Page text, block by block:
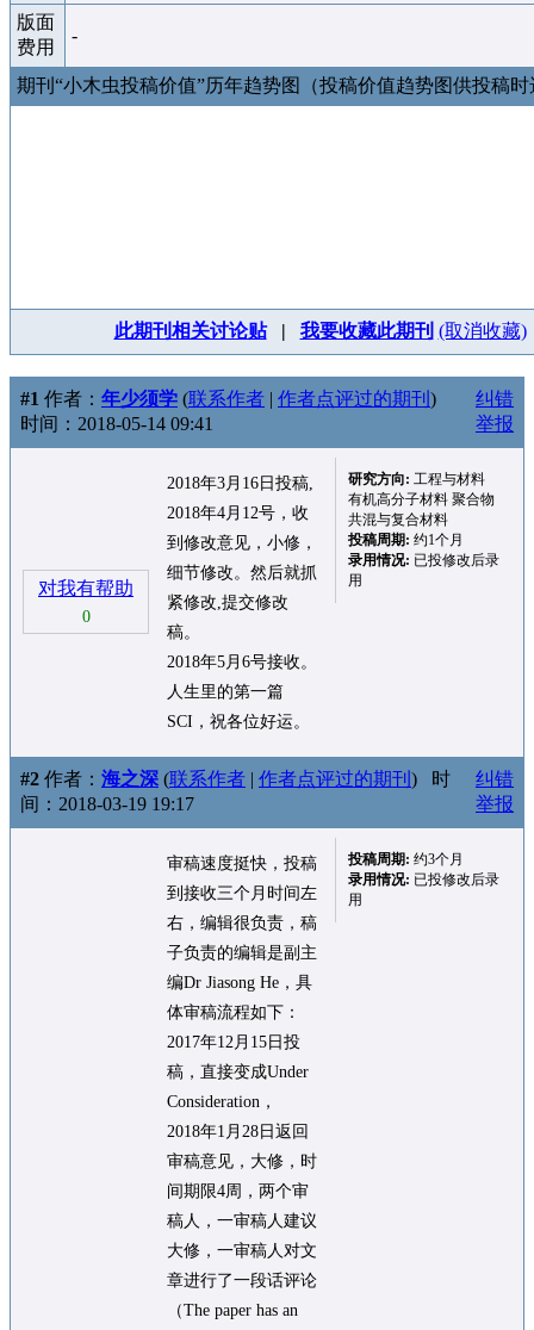
版面
费用
-
期刊“小木虫投稿价值”历年趋势图（投稿价值趋势图供投稿
此期刊相关讨论贴| 我要收藏此期刊 (取消收藏)
#1 作者： 年少须学 (联系作者 | 作者点评过的期刊 )
时间：2018-05-14 09:41
纠错
举报
对我有帮助
0
2018年3月16日投稿,
2018年4月12号，收
到修改意见，小修，
细节修改。然后就抓
紧修改,提交修改
稿。
2018年5月6号接收。
人生里的第一篇
SCI，祝各位好运。
研究方向: 工程与材料
有机高分子材料 聚合物
共混与复合材料
投稿周期: 约1个月
录用情况: 已投修改后录
用
#2 作者： 海之深 (联系作者 | 作者点评过的期刊 ) 时
间：2018-03-19 19:17
纠错
举报
审稿速度挺快，投稿
到接收三个月时间左
右，编辑很负责，稿
子负责的编辑是副主
编Dr Jiasong He，具
体审稿流程如下：
2017年12月15日投
稿，直接变成Under
Consideration，
2018年1月28日返回
审稿意见，大修，时
间期限4周，两个审
稿人，一审稿人建议
大修，一审稿人对文
章进行了一段话评论
（The paper has an
投稿周期: 约3个月
录用情况: 已投修改后录
用